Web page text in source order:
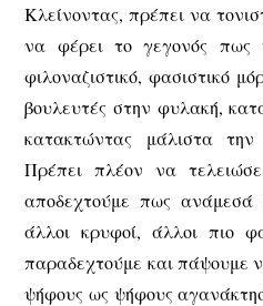
Κλείνοντας, πρέπει να
να φέρει το γεγονός
φιλοναζιστικό, φασιστικό
βουλευτές στην φυλακή,
κατακτώντας μάλιστα την
Πρέπει πλέον να
αποδεχτούμε πως ανάμεσά
άλλοι κρυφοί, άλλοι πιο
παραδεχτούμε και πάψουμε
ψήφους ως ψήφους